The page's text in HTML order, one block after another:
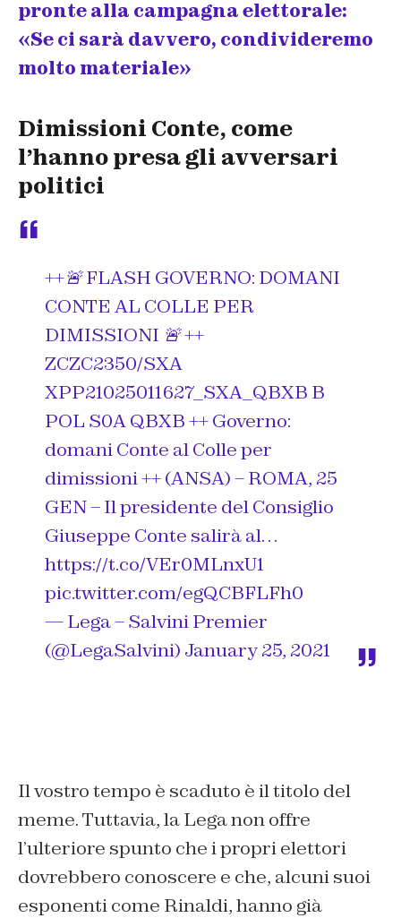
pronte alla campagna elettorale:
«Se ci sarà davvero, condivideremo
molto materiale»
Dimissioni Conte, come
l’hanno presa gli avversari
politici
++🚨 FLASH GOVERNO: DOMANI
CONTE AL COLLE PER
DIMISSIONI 🚨 ++
ZCZC2350/SXA
XPP21025011627_SXA_QBXB B
POL S0A QBXB ++ Governo:
domani Conte al Colle per
dimissioni ++ (ANSA) – ROMA, 25
GEN – Il presidente del Consiglio
Giuseppe Conte salirà al…
https://t.co/VEr0MLnxU1
pic.twitter.com/egQCBFLFh0
— Lega – Salvini Premier
(@LegaSalvini) January 25, 2021
Il vostro tempo è scaduto è il titolo del
meme. Tuttavia, la Lega non offre
l’ulteriore spunto che i propri elettori
dovrebbero conoscere e che, alcuni suoi
esponenti come Rinaldi, hanno già